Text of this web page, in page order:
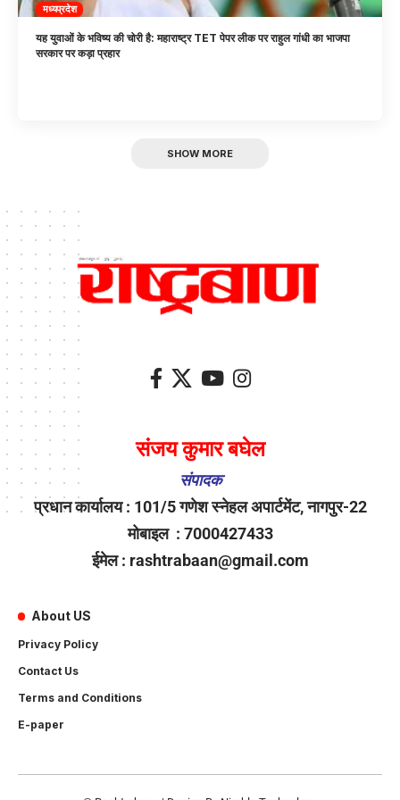
मध्यप्रदेश
यह युवाओं के भविष्य की चोरी है: महाराष्ट्र TET पेपर लीक पर राहुल गांधी का भाजपा
सरकार पर कड़ा प्रहार
SHOW MORE
संजय कुमार बघेल
संपादक
प्रधान कार्यालय : 101/5 गणेश स्नेहल अपार्टमेंट, नागपुर-22
मोबाइल : 7000427433
ईमेल : rashtrabaan@gmail.com
About US
Privacy Policy
Contact Us
Terms and Conditions
E-paper